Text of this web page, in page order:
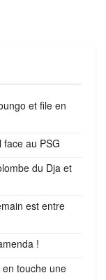
et file en
au PSG
du Dja et
est entre
!
touche une